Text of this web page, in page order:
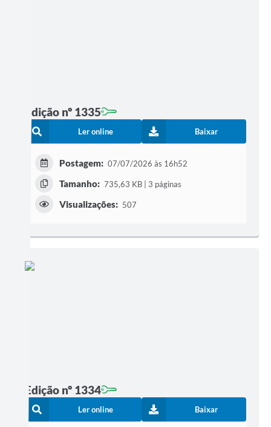
Edição nº 1335
Ler online Baixar
Postagem: 07/07/2026 às 16h52
Tamanho: 735,63 KB | 3 páginas
Visualizações: 507
Edição nº 1334
Ler online Baixar